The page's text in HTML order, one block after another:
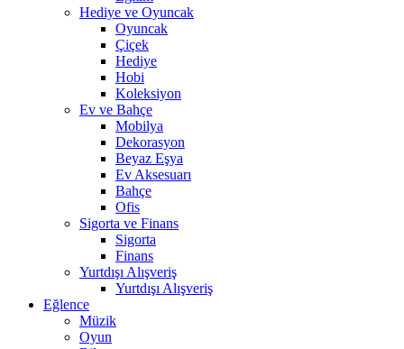
Hediye ve Oyuncak
Oyuncak
Çiçek
Hediye
Hobi
Koleksiyon
Ev ve Bahçe
Mobilya
Dekorasyon
Beyaz Eşya
Ev Aksesuarı
Bahçe
Ofis
Sigorta ve Finans
Sigorta
Finans
Yurtdışı Alışveriş
Yurtdışı Alışveriş
Eğlence
Müzik
Oyun